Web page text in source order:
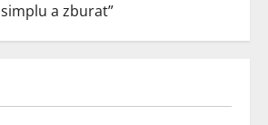
simplu a zburat”